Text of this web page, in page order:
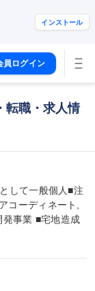
インストール
員ログイン
転職・求人情
して一般個人■注
コーディネート,
事業 ■宅地造成